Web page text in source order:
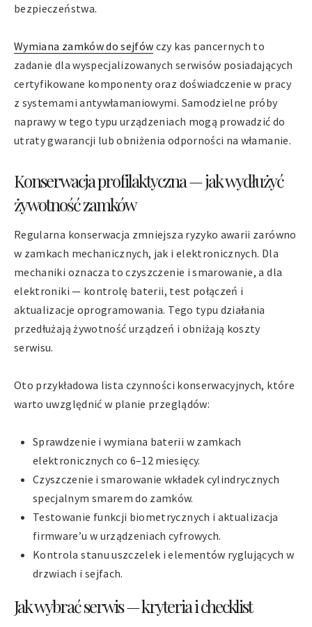
bezpieczeństwa.
Wymiana zamków do sejfów czy kas pancernych to
zadanie dla wyspecjalizowanych serwisów posiadających
certyfikowane komponenty oraz doświadczenie w pracy
z systemami antywłamaniowymi. Samodzielne próby
naprawy w tego typu urządzeniach mogą prowadzić do
utraty gwarancji lub obniżenia odporności na włamanie.
Konserwacja profilaktyczna — jak wydłużyć
żywotność zamków
Regularna konserwacja zmniejsza ryzyko awarii zarówno
w zamkach mechanicznych, jak i elektronicznych. Dla
mechaniki oznacza to czyszczenie i smarowanie, a dla
elektroniki — kontrolę baterii, test połączeń i
aktualizacje oprogramowania. Tego typu działania
przedłużają żywotność urządzeń i obniżają koszty
serwisu.
Oto przykładowa lista czynności konserwacyjnych, które
warto uwzględnić w planie przeglądów:
Sprawdzenie i wymiana baterii w zamkach
elektronicznych co 6–12 miesięcy.
Czyszczenie i smarowanie wkładek cylindrycznych
specjalnym smarem do zamków.
Testowanie funkcji biometrycznych i aktualizacja
firmware’u w urządzeniach cyfrowych.
Kontrola stanu uszczelek i elementów ryglujących w
drzwiach i sejfach.
Jak wybrać serwis — kryteria i checklist